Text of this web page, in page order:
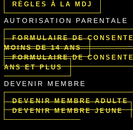
RÈGLES À LA MDJ
AUTORISATION PARENTALE
FORMULAIRE DE
MOINS DE 14 ANS
FORMULAIRE DE
ANS ET PLUS
DEVENIR MEMBRE
DEVENIR MEMBRE ADULTE
DEVENIR MEMBRE JEUNE